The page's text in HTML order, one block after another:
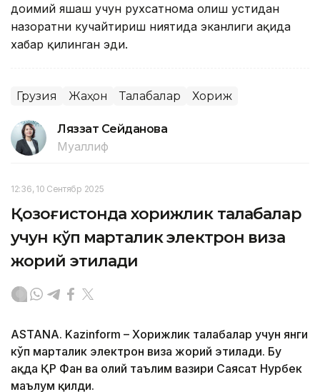
доимий яшаш учун рухсатнома олиш устидан
назоратни кучайтириш ниятида эканлиги ҳақида
хабар қилинган эди.
Грузия Жаҳон Талабалар Хориж
Ляззат Сейданова
Муаллиф
12:36, 10 Сентябр 2025
Қозоғистонда хорижлик талабалар
учун кўп марталик электрон виза
жорий этилади
ASTANA. Kazinform – Хорижлик талабалар учун янги
кўп марталик электрон виза жорий этилади. Бу
ҳақда ҚР Фан ва олий таълим вазири Саясат Нурбек
маълум қилди.